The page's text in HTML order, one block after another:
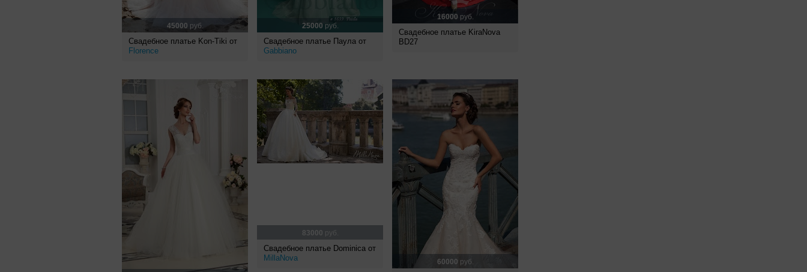
45000 руб.
Свадебное платье Kon-Tiki от
Florence
25000 руб.
Свадебное платье Паула от
Gabbiano
16000 руб.
Свадебное платье KiraNova
BD27
83000 руб.
Свадебное платье Dominica от
MillaNova
60000 руб.